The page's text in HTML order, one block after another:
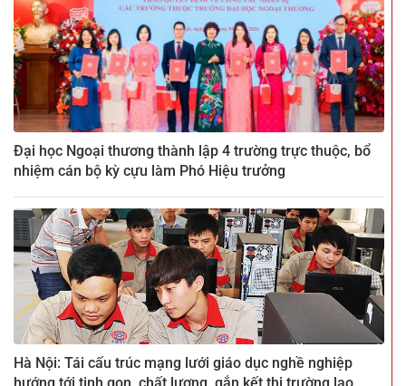
Đại học Ngoại thương thành lập 4 trường trực thuộc, bổ
nhiệm cán bộ kỳ cựu làm Phó Hiệu trưởng
Hà Nội: Tái cấu trúc mạng lưới giáo dục nghề nghiệp